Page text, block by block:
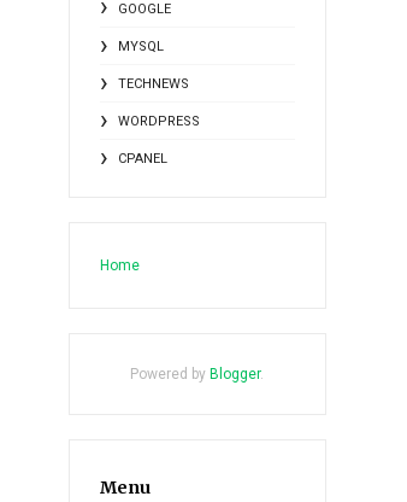
GOOGLE
MYSQL
TECHNEWS
WORDPRESS
CPANEL
Home
Powered by Blogger.
Menu